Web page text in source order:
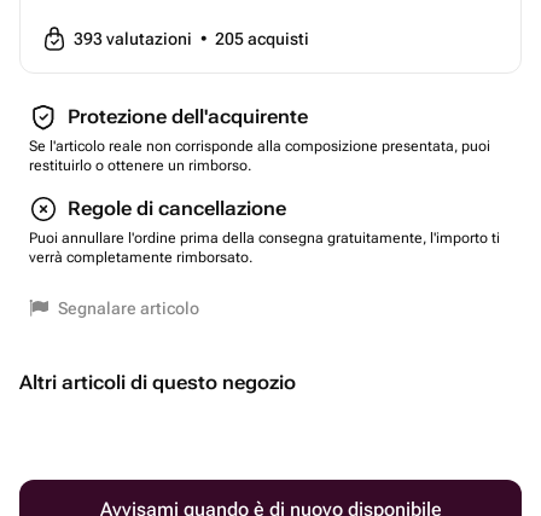
393valutazioni • 205acquisti
Protezione dell'acquirente
Se l'articolo reale non corrisponde alla composizione presentata, puoi
restituirlo o ottenere un rimborso.
Regole di cancellazione
Puoi annullare l'ordine prima della consegna gratuitamente, l'importo ti
verrà completamente rimborsato.
Segnalare articolo
Altri articoli di questo negozio
Avvisami quando è di nuovo disponibile